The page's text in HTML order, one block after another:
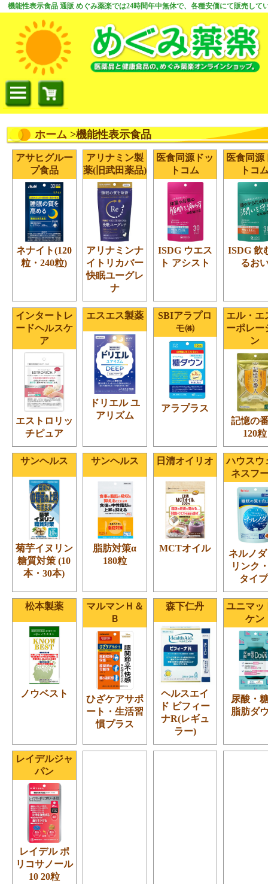
機能性表示食品 通販 めぐみ薬楽では24時間年中無休で、各種安価にて販売して
ホーム >機能性表示食品
アサヒグルー
プ食品
ネナイト(120
粒・240粒)
アリナミン製
薬(旧武田薬品)
アリナミンナ
イトリカバー
快眠ユーグレ
ナ
医食同源ドッ
トコム
ISDG ウエス
ト アシスト
医食同源
トコ
ISDG 飲
るお
インタートレ
ードヘルスケ
ア
エストロリッ
チピュア
エスエス製薬
ドリエル ユ
アリズム
SBIアラプロ
モ㈱
アラプラス
エル・エ
ーポレー
ン
記憶の
120粒
サンヘルス
菊芋イヌリン
糖質対策 (10
本・30本)
サンヘルス
脂肪対策α
180粒
日清オイリオ
MCTオイル
ハウスウ
ネスフ
ネルノ
リンク
タイ
松本製薬
ノウベスト
マルマンＨ＆
Ｂ
ひざケアサポ
ート・生活習
慣プラス
森下仁丹
ヘルスエイ
ド ビフィー
ナR(レギュ
ラー)
ユニマッ
ケン
尿酸・
脂肪ダ
レイデルジャ
パン
レイデル ポ
リコサノール
10 20粒